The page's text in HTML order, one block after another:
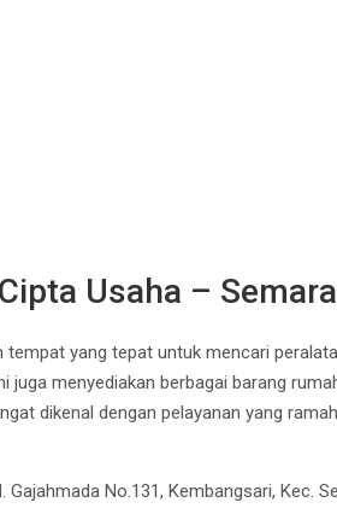
Usaha –
tempat yang tepat untuk mencari
juga menyediakan berbagai barang
dikenal dengan pelayanan yang
Gajahmada No.131, Kembangsari, Kec.